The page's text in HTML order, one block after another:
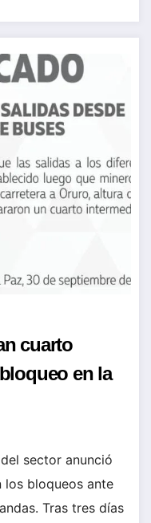
cuarto
en la
sector anunció
los bloqueos ante
Tras tres días